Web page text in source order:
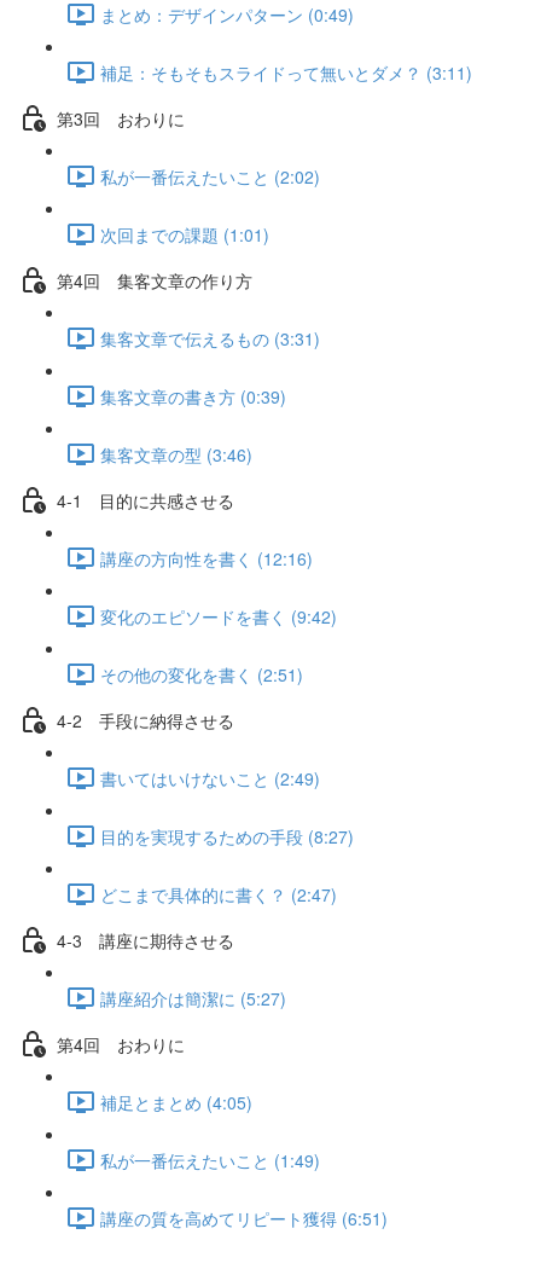
まとめ：デザインパターン (0:49)
補足：そもそもスライドって無いとダメ？ (3:11)
第3回 おわりに
私が一番伝えたいこと (2:02)
次回までの課題 (1:01)
第4回 集客文章の作り方
集客文章で伝えるもの (3:31)
集客文章の書き方 (0:39)
集客文章の型 (3:46)
4-1 目的に共感させる
講座の方向性を書く (12:16)
変化のエピソードを書く (9:42)
その他の変化を書く (2:51)
4-2 手段に納得させる
書いてはいけないこと (2:49)
目的を実現するための手段 (8:27)
どこまで具体的に書く？ (2:47)
4-3 講座に期待させる
講座紹介は簡潔に (5:27)
第4回 おわりに
補足とまとめ (4:05)
私が一番伝えたいこと (1:49)
講座の質を高めてリピート獲得 (6:51)